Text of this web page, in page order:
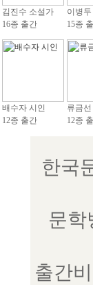
김진수 소설가
16종 출간
이병두
15종
배수자 시인
12종 출간
류금
12종
한국
문학
출간